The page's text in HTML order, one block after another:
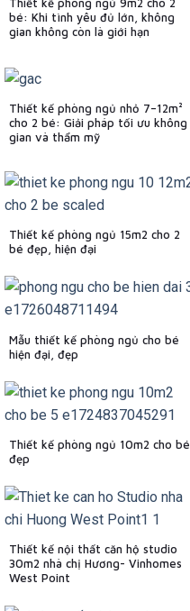
bé: Khi tình yêu đủ lớn, không
gian không còn là giới hạn
Thiết kế phòng ngủ nhỏ 7–12m²
cho 2 bé: Giải pháp tối ưu không
gian và thẩm mỹ
Thiết kế phòng ngủ 15m2 cho 2
bé đẹp, hiện đại
Mẫu thiết kế phòng ngủ cho bé
hiện đại, đẹp
Thiết kế phòng ngủ 10m2 cho bé
đẹp
Thiết kế nội thất căn hộ studio
30m2 nhà chị Hương- Vinhomes
West Point